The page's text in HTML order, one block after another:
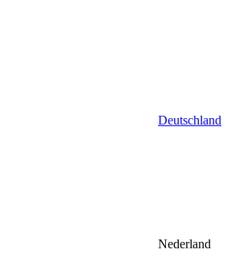
Deutschland
Nederland